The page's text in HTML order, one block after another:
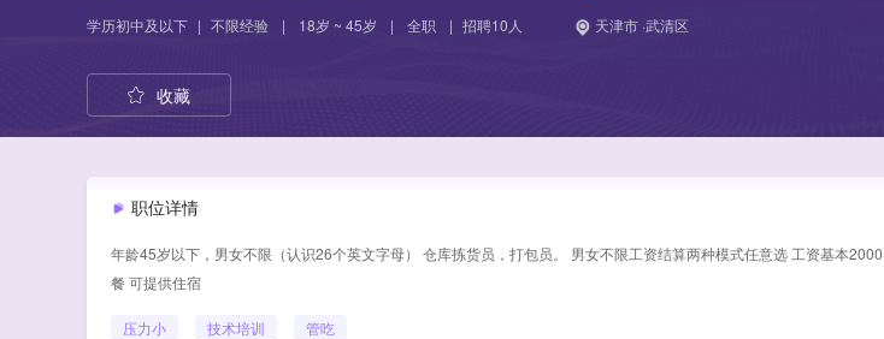
学历初中及以下 | 不限经验 | 18岁 ~ 45岁 | 全职 | 招聘10人 天津市 ·武清区
收藏
职位详情
年龄45岁以下，男女不限（认识26个英文字母） 仓库拣货员，打包员。 男女不限工资结算两种模式任意选 工资基本
餐 可提供住宿
压力小 技术培训 管吃